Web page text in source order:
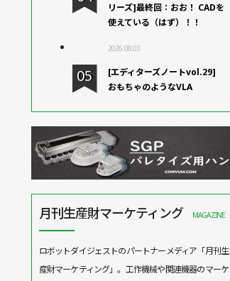
リーズ]最終回：おお！ CADを
使えている（はず）！！
2026.08.03
[エディターズノートvol.29]
おもちゃのようなVLA
月刊生産財マーケティング MAGAZINE
ロボットダイジェストのパートナーメディア「月刊生
産財マーケティング」。工作機械や関連機器のマーケ